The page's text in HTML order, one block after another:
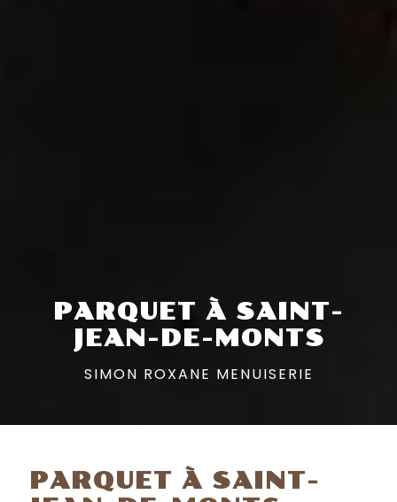
PARQUET À SAINT-
JEAN-DE-MONTS
SIMON ROXANE MENUISERIE
PARQUET À SAINT-